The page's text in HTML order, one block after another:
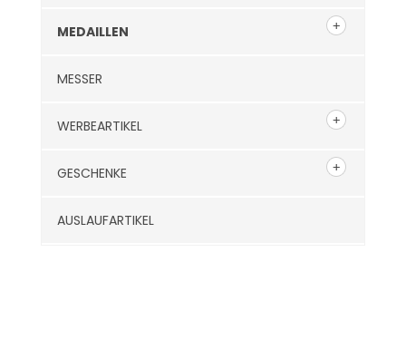
MEDAILLEN
MESSER
WERBEARTIKEL
GESCHENKE
AUSLAUFARTIKEL